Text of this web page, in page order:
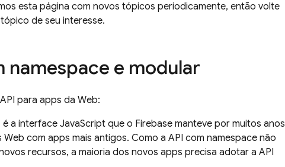
esta página com novos tópicos periodicamente, então volte
de seu interesse.
namespace e modular
para apps da Web:
é a interface JavaScript que o Firebase manteve por muitos anos
com apps mais antigos. Como a API com namespace não
recursos, a maioria dos novos apps precisa adotar a API